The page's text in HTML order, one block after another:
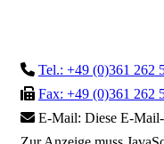
Tel.: +49 (0)361 262
Fax: +49 (0)361 262
E-Mail: Diese E-